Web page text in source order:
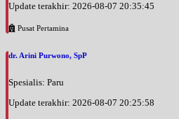
Update terakhir: 2026-08-07 20:35:45
Pusat Pertamina
dr. Arini Purwono, SpP
Spesialis: Paru
Update terakhir: 2026-08-07 20:25:58